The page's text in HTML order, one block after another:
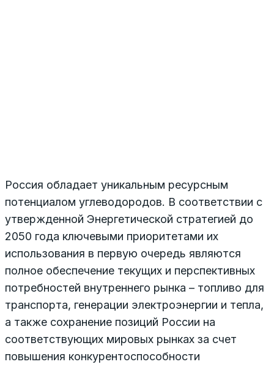
Россия обладает уникальным ресурсным
потенциалом углеводородов. В соответствии с
утвержденной Энергетической стратегией до
2050 года ключевыми приоритетами их
использования в первую очередь являются
полное обеспечение текущих и перспективных
потребностей внутреннего рынка – топливо для
транспорта, генерации электроэнергии и тепла,
а также сохранение позиций России на
соответствующих мировых рынках за счет
повышения конкурентоспособности